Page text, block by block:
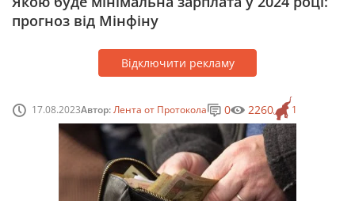
прогноз від Мінфіну
Відключити рекламу
17.08.2023Автор:Лента от Протокола 1
0 2260